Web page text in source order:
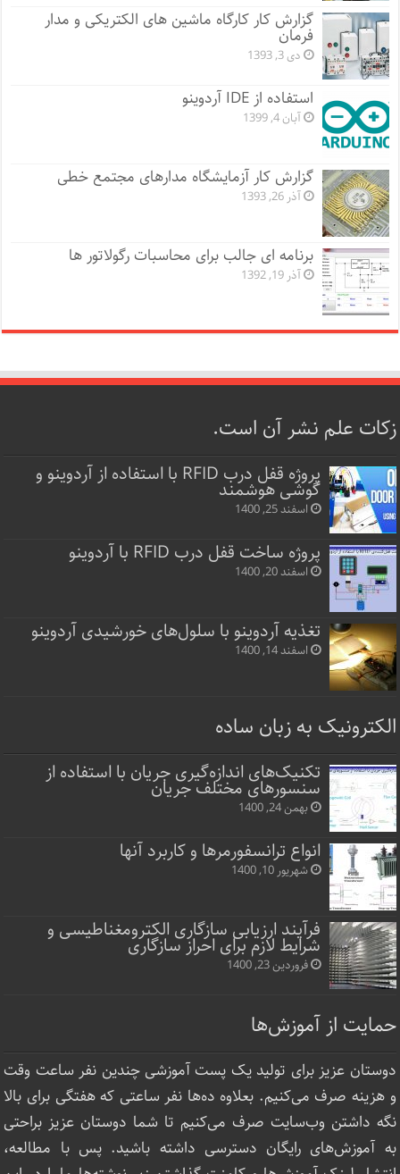
گزارش کار کارگاه ماشین های الکتریکی و مدار
فرمان
دی 3, 1393
استفاده از IDE آردوینو
آبان 4, 1399
گزارش کار آزمایشگاه مدارهای مجتمع خطی
آذر 26, 1393
برنامه ای جالب برای محاسبات رگولاتور ها
آذر 19, 1392
زکات علم نشر آن است.
پروژه قفل‌ درب RFID با استفاده از آردوینو و
گوشی هوشمند
اسفند 25, 1400
پروژه ساخت قفل‌ درب RFID با آردوینو
اسفند 20, 1400
تغذیه آردوینو با سلول‌های خورشیدی آردوینو
اسفند 14, 1400
الکترونیک به زبان ساده
تکنیک‌های اندازه‌گیری جریان با استفاده از
سنسورهای مختلف جریان
بهمن 24, 1400
انواع ترانسفورمرها و کاربرد آنها
شهریور 10, 1400
فرآیند ارزیابی سازگاری الکترومغناطیسی و
شرایط لازم برای احراز سازگاری
فروردین 23, 1400
حمایت از آموزش‌ها
دوستان عزیز برای تولید یک پست آموزشی چندین نفر ساعت‌ وقت
و هزینه صرف می‌کنیم. بعلاوه ده‌ها نفر ساعتی که هفتگی برای بالا
نگه داشتن وب‌سایت صرف ‌می‌کنیم تا شما دوستان عزیز براحتی
به آموزش‌های رایگان دسترسی داشته باشید. پس با مطالعه،